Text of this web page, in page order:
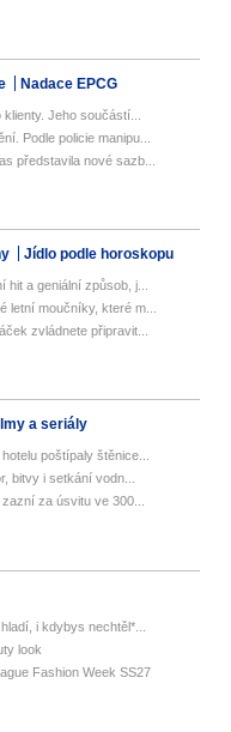
Nadace EPCG
Jeho součástí...
Podle policie manipu...
představila nové sazb...
Jídlo podle horoskopu
a geniální způsob, j...
letní moučníky, které m...
zvládnete připravit...
a seriály
poštípaly štěnice...
bitvy i setkání vodn...
za úsvitu ve 300...
i kdybys nechtěl*...
look
Fashion Week SS27